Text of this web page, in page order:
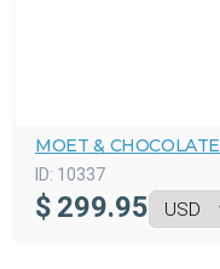
MOET & CHOCOLATE
ID: 10337
$ 299.95